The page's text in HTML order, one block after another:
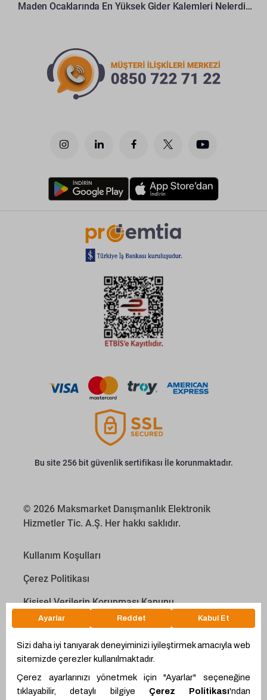
WhatsApp
Teklif Hattı
Maden Ocaklarında En Yüksek Gider Kalemleri Nelerdir?
Bu site 256 bit güvenlik sertifikası İle korunmaktadır.
© 2026 Maksmarket Danışmanlık Elektronik
Hizmetler Tic. A.Ş. Her hakkı saklıdır.
Kullanım Koşulları
Çerez Politikası
Kişisel Verilerin Korunması Kanunu
İletişim Aydınlatma Metni
Proyakıt
Ödeme Hesaplama Aracı